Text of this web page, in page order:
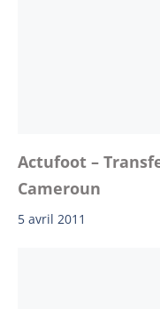
Actufoot –
Cameroun
5 avril 2011